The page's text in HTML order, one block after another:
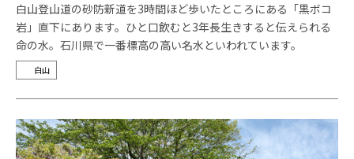
白山登山道の砂防新道を3時間ほど歩いたところにある「黒ボコ
岩」直下にあります。ひと口飲むと3年長生きすると伝えられる
命の水。石川県で一番標高の高い名水といわれています。
白山